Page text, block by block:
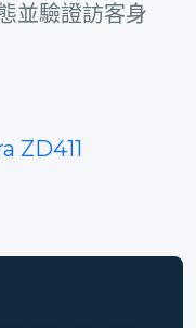
並驗證訪客身
ZD411